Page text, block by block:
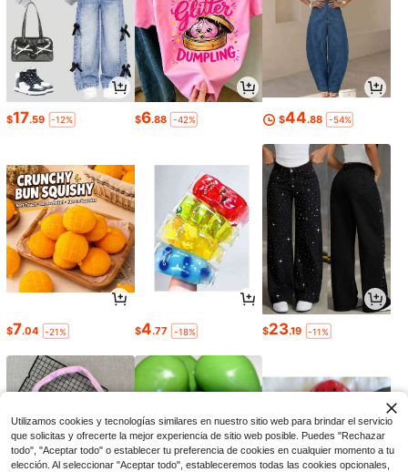
$17.59 -12% $6.88 -42% $44.88 -54%
$7.04 -21% $4.77 -18% $23.19 -11%
Utilizamos cookies y tecnologías similares en nuestro sitio web para brindar el servicio
que solicitas y ofrecerte la mejor experiencia de sitio web posible. Puedes "Rechazar
todo", "Aceptar todo" o establecer tu preferencia de cookies en cualquier momento a tu
elección. Al seleccionar "Aceptar todo", estableceremos todas las cookies opcionales,